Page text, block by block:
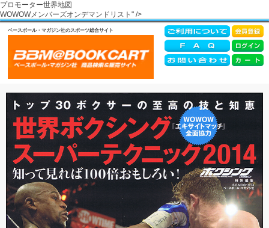
プロモーター世界地図
WOWOWメンバーズオンデマンドリスト" />
ベースボール・マガジン社のスポーツ総合サイト